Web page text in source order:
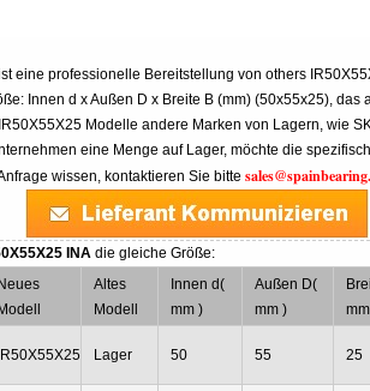
eine professionelle Bereitstellung von others
Innen d x Außen D x Breite B (mm) (50x55x25), das
Modelle andere Marken von Lagern, wie
eine Menge auf Lager, möchte die
wissen, kontaktieren Sie bitte
INA die gleiche Größe:
Neues
Modell
Altes
Modell
Innen d(
mm )
Außen D(
mm )
IR50X55X25 Lager 50 55 25